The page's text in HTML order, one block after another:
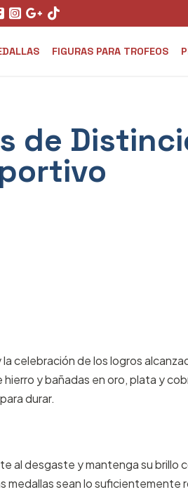
FIGURAS PARA TROFEOS
de
celebración de los logros
y bañadas en oro, plata y
durar.
al desgaste y mantenga su brillo
medallas sean lo suficientemente